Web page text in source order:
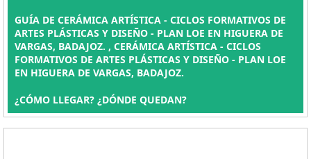
GUÍA DE CERÁMICA ARTÍSTICA - CICLOS FORMATIVOS DE
ARTES PLÁSTICAS Y DISEÑO - PLAN LOE EN HIGUERA DE
VARGAS, BADAJOZ. , CERÁMICA ARTÍSTICA - CICLOS
FORMATIVOS DE ARTES PLÁSTICAS Y DISEÑO - PLAN LOE
EN HIGUERA DE VARGAS, BADAJOZ.
¿CÓMO LLEGAR? ¿DÓNDE QUEDAN?